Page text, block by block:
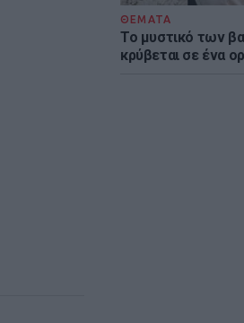
ΘΕΜΑΤΑ
Το μυστικό των
κρύβεται σε ένα